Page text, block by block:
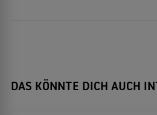
DAS KÖNNTE DICH AUCH